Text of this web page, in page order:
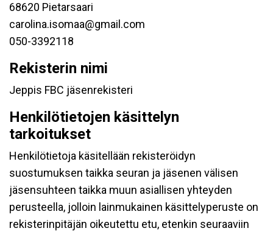
68620 Pietarsaari
carolina.isomaa@gmail.com
050-3392118
Rekisterin nimi
Jeppis FBC jäsenrekisteri
Henkilötietojen käsittelyn
tarkoitukset
Henkilötietoja käsitellään rekisteröidyn
suostumuksen taikka seuran ja jäsenen välisen
jäsensuhteen taikka muun asiallisen yhteyden
perusteella, jolloin lainmukainen käsittelyperuste on
rekisterinpitäjän oikeutettu etu, etenkin seuraaviin